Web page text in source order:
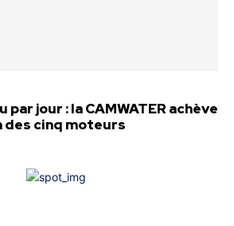
par jour : la CAMWATER achève
cinq moteurs